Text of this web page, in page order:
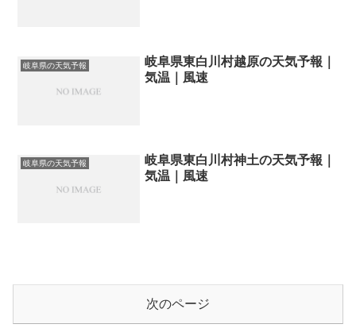
岐阜県の天気予報
岐阜県東白川村越原の天気予報｜
気温｜風速
岐阜県の天気予報
岐阜県東白川村神土の天気予報｜
気温｜風速
次のページ